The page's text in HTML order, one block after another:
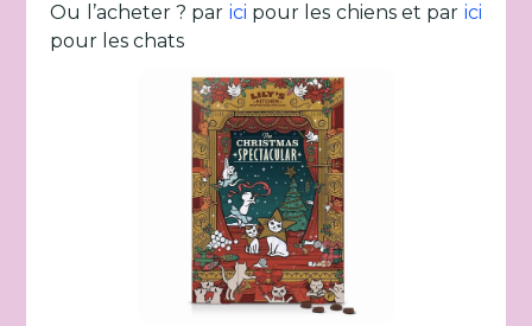
Ou l’acheter ? par ici pour les chiens et par ici
pour les chats